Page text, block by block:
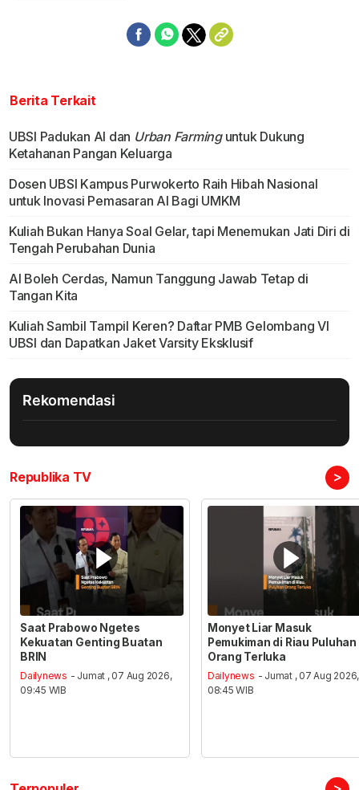
Berita Terkait
UBSI Padukan AI dan Urban Farminguntuk Dukung
Ketahanan Pangan Keluarga
Dosen UBSI Kampus Purwokerto Raih Hibah Nasional
untuk Inovasi Pemasaran AI Bagi UMKM
Kuliah Bukan Hanya Soal Gelar, tapi Menemukan Jati Diri di
Tengah Perubahan Dunia
AI Boleh Cerdas, Namun Tanggung Jawab Tetap di
Tangan Kita
Kuliah Sambil Tampil Keren? Daftar PMB Gelombang VI
UBSI dan Dapatkan Jaket Varsity Eksklusif
Rekomendasi
Republika TV >
Saat Prabowo Ngetes
Kekuatan Genting Buatan
BRIN
Dailynews - Jumat , 07 Aug 2026,
09:45 WIB
Monyet Liar Masuk
Pemukiman di Riau Puluhan
Orang Terluka
Dailynews - Jumat , 07 Aug 2026,
08:45 WIB